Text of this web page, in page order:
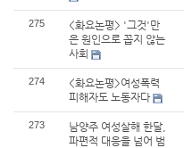
275
<화요논평> '그것'만
은 원인으로 꼽지 않는
사회
274
<화요논평>여성폭력
피해자도 노동자다
273
남양주 여성살해 한달,
파편적 대응을 넘어 범